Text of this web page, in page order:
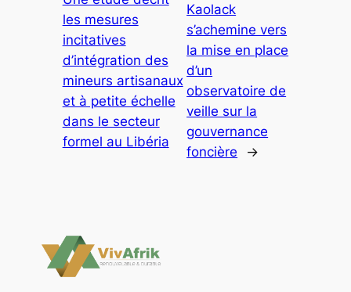
les mesures
incitatives
d’intégration des
mineurs artisanaux
et à petite échelle
dans le secteur
formel au Libéria
Kaolack
s’achemine vers
la mise en place
d’un
observatoire de
veille sur la
gouvernance
foncière
→